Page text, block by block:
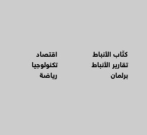
كتّاب الأنباط
تقارير الأنباط
برلمان
اقتصاد
تكنولوجيا
رياضة